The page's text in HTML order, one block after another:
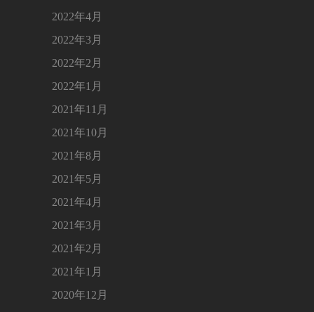
2022年4月
2022年3月
2022年2月
2022年1月
2021年11月
2021年10月
2021年8月
2021年5月
2021年4月
2021年3月
2021年2月
2021年1月
2020年12月